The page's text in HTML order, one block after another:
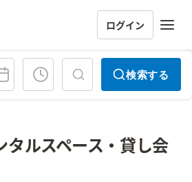
ログイン
プ 検索する
タルスペース・貸し会